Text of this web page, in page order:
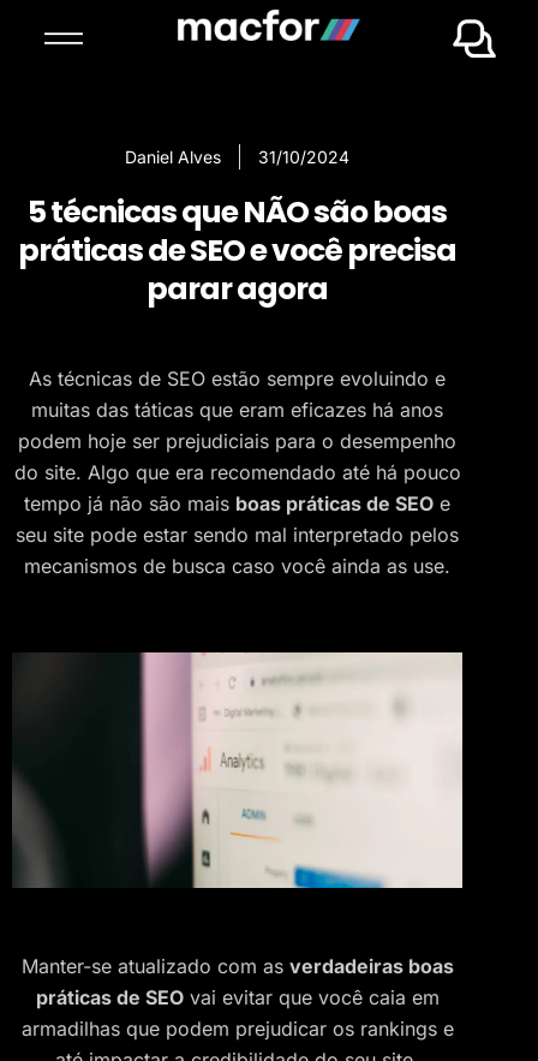
Daniel Alves 31/10/2024
5 técnicas que NÃO são boas
práticas de SEO e você precisa
parar agora
As técnicas de SEO estão sempre evoluindo e
muitas das táticas que eram eficazes há anos
podem hoje ser prejudiciais para o desempenho
do site. Algo que era recomendado até há pouco
tempo já não são mais boas práticas de SEO e
seu site pode estar sendo mal interpretado pelos
mecanismos de busca caso você ainda as use.
Manter-se atualizado com as verdadeiras boas
práticas de SEOvai evitar que você caia em
armadilhas que podem prejudicar os rankings e